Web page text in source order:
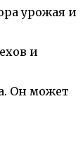
урожая и
и
Он может